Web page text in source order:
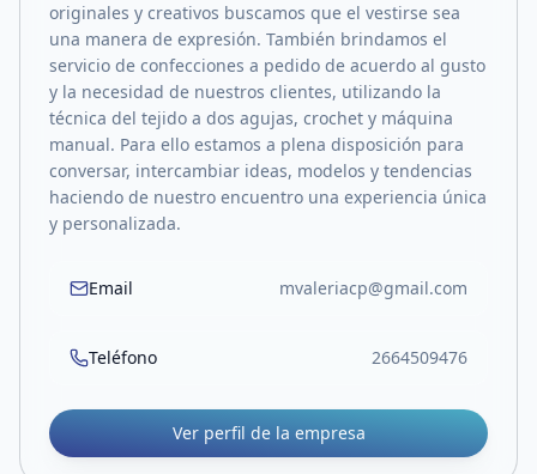
originales y creativos buscamos que el vestirse sea
una manera de expresión. También brindamos el
servicio de confecciones a pedido de acuerdo al gusto
y la necesidad de nuestros clientes, utilizando la
técnica del tejido a dos agujas, crochet y máquina
manual. Para ello estamos a plena disposición para
conversar, intercambiar ideas, modelos y tendencias
haciendo de nuestro encuentro una experiencia única
y personalizada.
Email mvaleriacp@gmail.com
Teléfono 2664509476
Ver perfil de la empresa